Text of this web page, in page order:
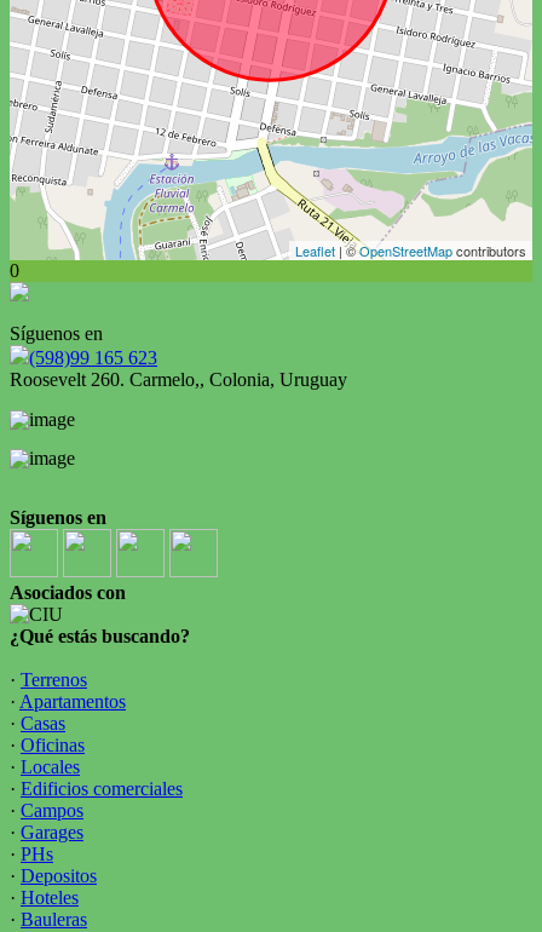
Leaflet | ©OpenStreetMapcontributors
0
Síguenos en
(598)99 165 623
Roosevelt 260. Carmelo,, Colonia, Uruguay
Síguenos en
Asociados con
¿Qué estás buscando?
· Terrenos
· Apartamentos
· Casas
· Oficinas
· Locales
· Edificios comerciales
· Campos
· Garages
· PHs
· Depositos
· Hoteles
· Bauleras